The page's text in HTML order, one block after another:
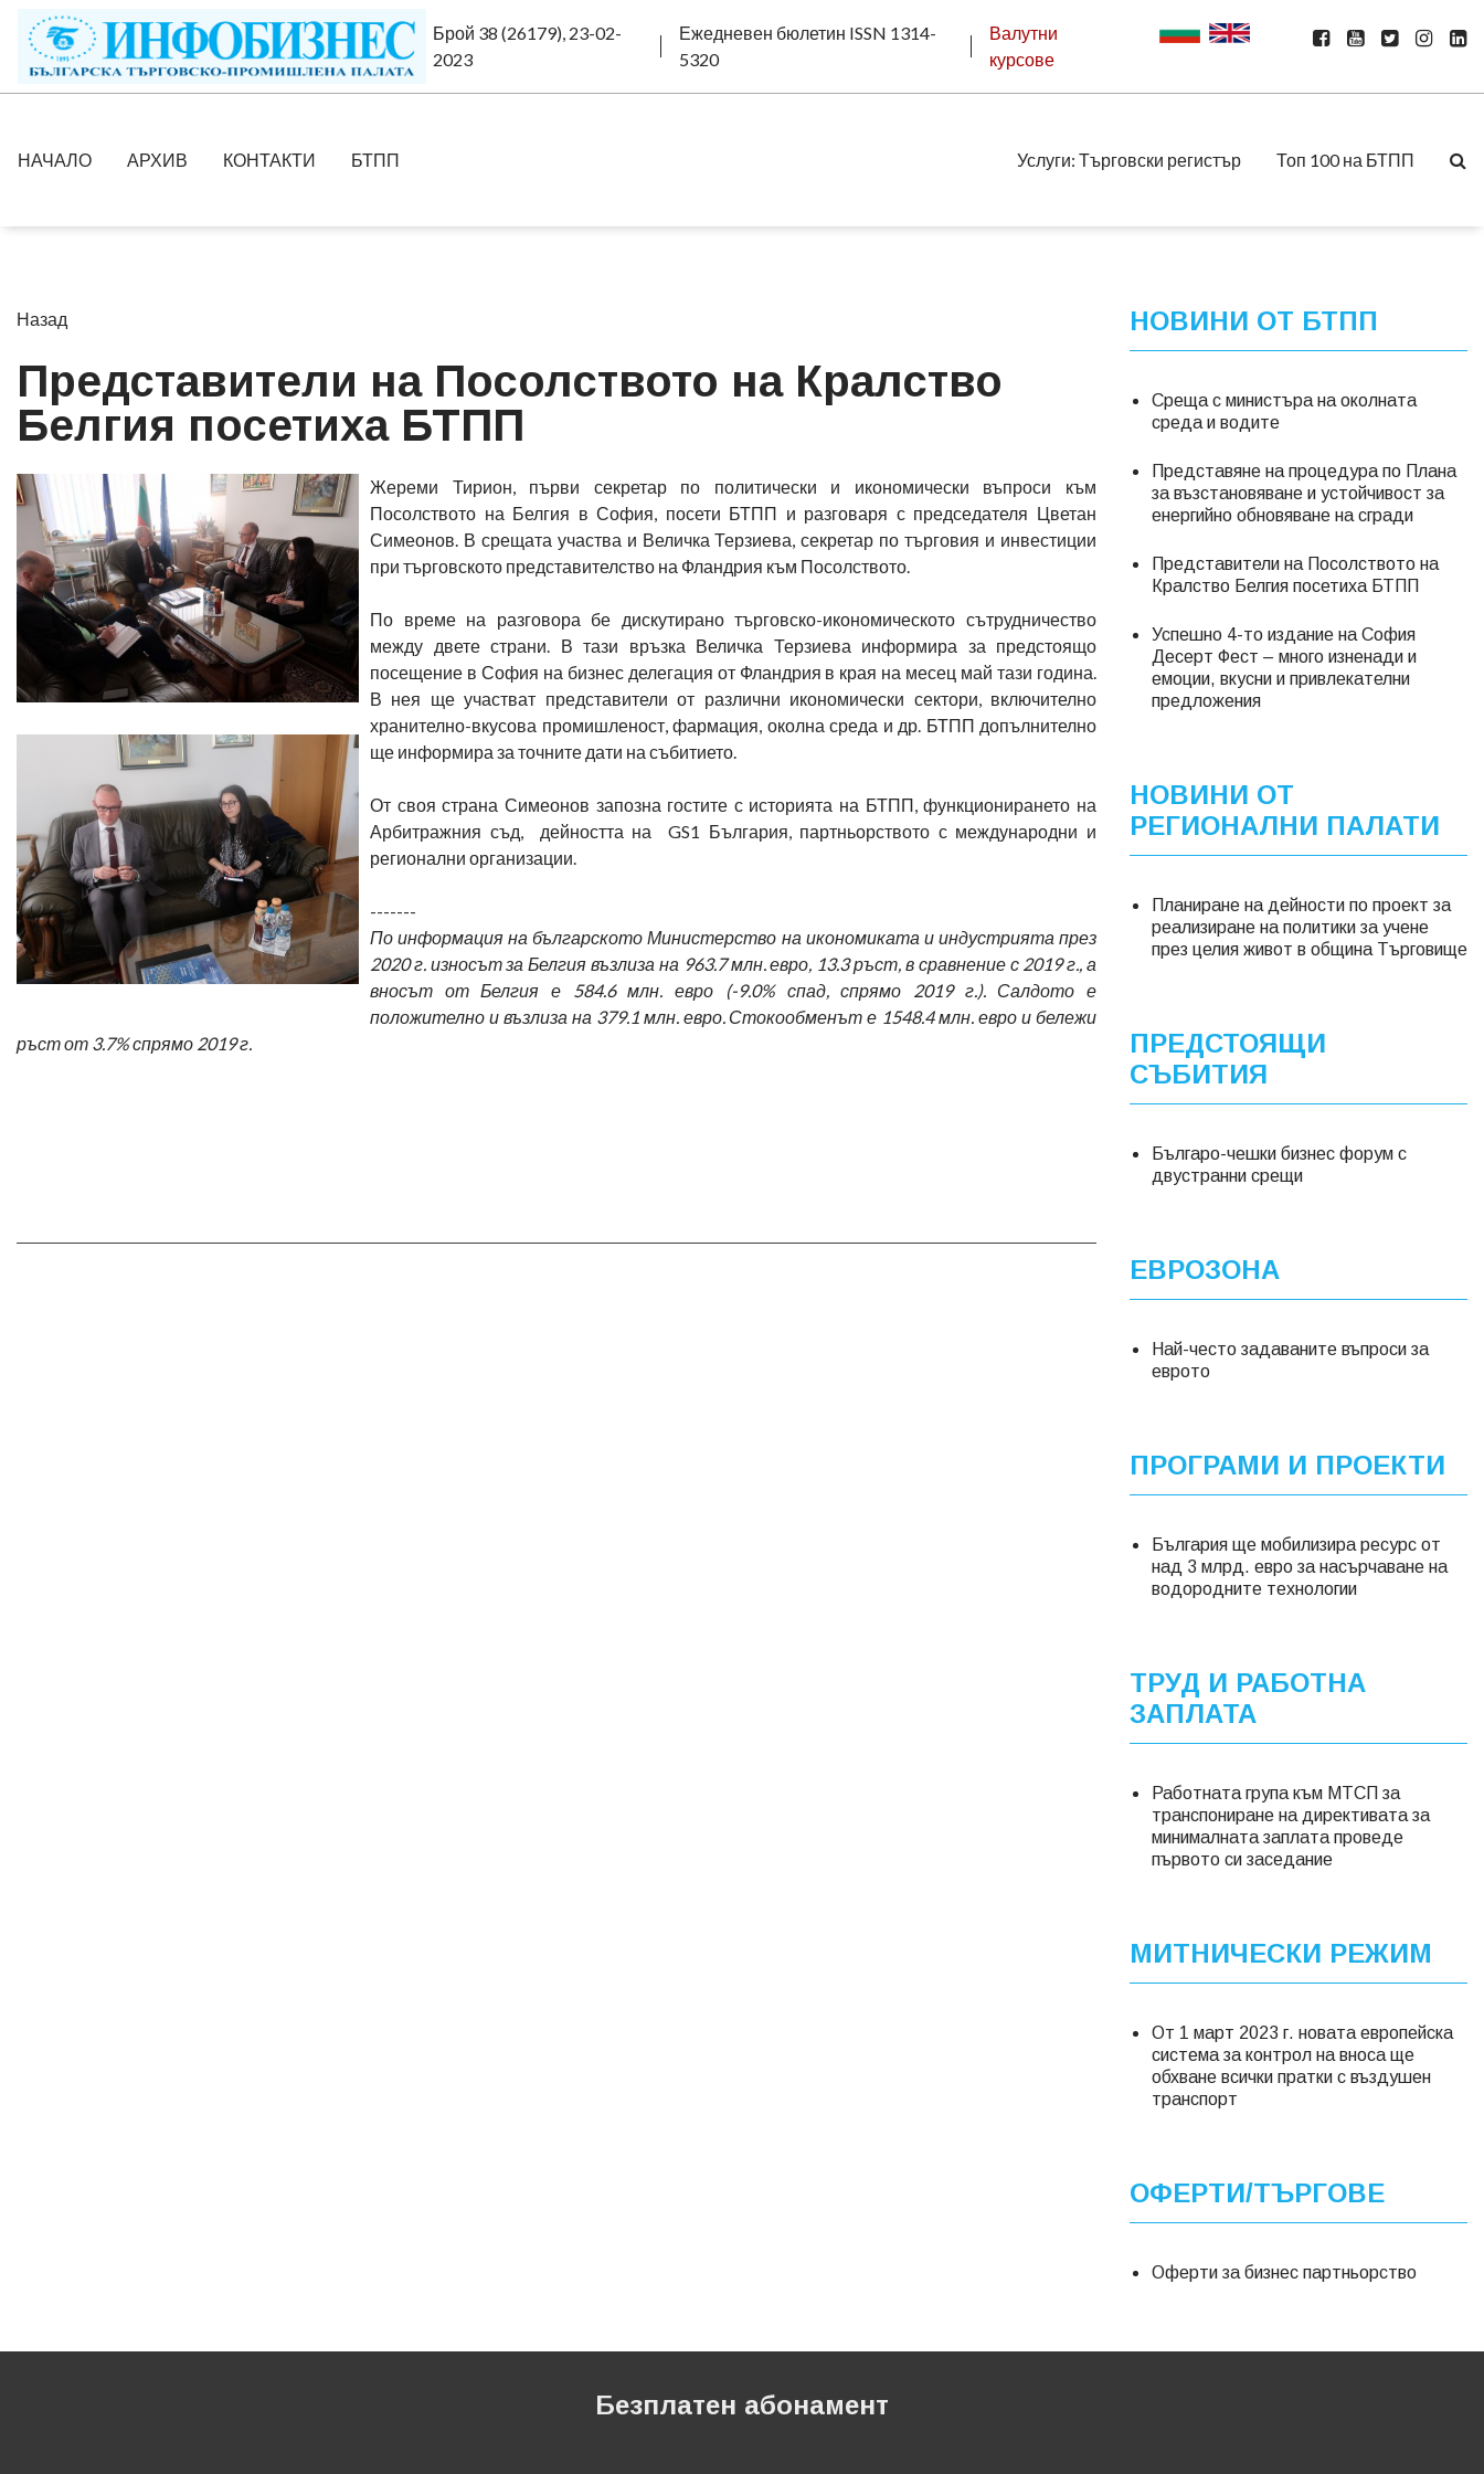
Брой 38 (26179), 23-02-
2023
Ежедневен бюлетин ISSN 1314-
5320
Валутни
курсове
НАЧАЛО АРХИВ КОНТАКТИ БТПП Услуги: Търговски регистър Топ 100 на БТПП
Назад
Представители на Посолството на Кралство
Белгия посетиха БТПП
Жереми Тирион, първи секретар по политически и икономически въпроси към
Посолството на Белгия в София, посети БТПП и разговаря с председателя Цветан
Симеонов. В срещата участва и Величка Терзиева, секретар по търговия и инвестиции
при търговското представителство на Фландрия към Посолството.
По време на разговора бе дискутирано търговско-икономическото сътрудничество
между двете страни. В тази връзка Величка Терзиева информира за предстоящо
посещение в София на бизнес делегация от Фландрия в края на месец май тази година.
В нея ще участват представители от различни икономически сектори, включително
хранително-вкусова промишленост, фармация, околна среда и др. БТПП допълнително
ще информира за точните дати на събитието.
От своя страна Симеонов запозна гостите с историята на БТПП, функционирането на
Арбитражния съд, дейността на GS1 България, партньорството с международни и
регионални организации.
-------
По информация на българското Министерство на икономиката и индустрията през
2020 г. износът за Белгия възлиза на 963.7 млн. евро, 13.3 ръст, в сравнение с 2019 г., а
вносът от Белгия е 584.6 млн. евро (-9.0% спад, спрямо 2019 г.). Салдото е
положително и възлиза на 379.1 млн. евро. Стокообменът е 1548.4 млн. евро и бележи
ръст от 3.7% спрямо 2019 г.
НОВИНИ ОТ БТПП
Среща с министъра на околната
среда и водите
Представяне на процедура по Плана
за възстановяване и устойчивост за
енергийно обновяване на сгради
Представители на Посолството на
Кралство Белгия посетиха БТПП
Успешно 4-то издание на София
Десерт Фест – много изненади и
емоции, вкусни и привлекателни
предложения
НОВИНИ ОТ
РЕГИОНАЛНИ ПАЛАТИ
Планиране на дейности по проект за
реализиране на политики за учене
през целия живот в община Търговище
ПРЕДСТОЯЩИ
СЪБИТИЯ
Българо-чешки бизнес форум с
двустранни срещи
ЕВРОЗОНА
Най-често задаваните въпроси за
еврото
ПРОГРАМИ И ПРОЕКТИ
България ще мобилизира ресурс от
над 3 млрд. евро за насърчаване на
водородните технологии
ТРУД И РАБОТНА
ЗАПЛАТА
Работната група към МТСП за
транспониране на директивата за
минималната заплата проведе
първото си заседание
МИТНИЧЕСКИ РЕЖИМ
От 1 март 2023 г. новата европейска
система за контрол на вноса ще
обхване всички пратки с въздушен
транспорт
ОФЕРТИ/ТЪРГОВЕ
Оферти за бизнес партньорство
Безплатен абонамент